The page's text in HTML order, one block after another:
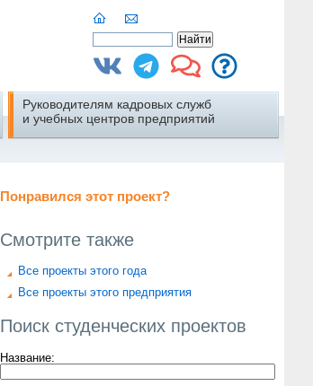
Руководителям кадровых служб
и учебных центров предприятий
Понравился этот проект?
Смотрите также
Все проекты этого года
Все проекты этого предприятия
Поиск студенческих проектов
Название: